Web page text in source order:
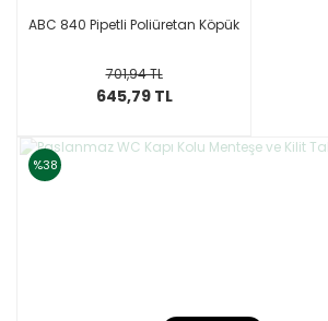
ABC 840 Pipetli Poliüretan Köpük
701,94 TL
645,79 TL
%38